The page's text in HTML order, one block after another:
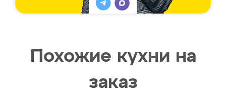
Похожие кухни на
заказ